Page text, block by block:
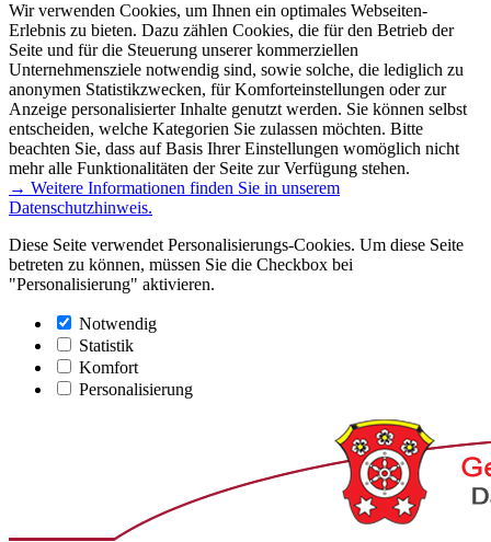
Wir verwenden Cookies, um Ihnen ein optimales Webseiten-
Erlebnis zu bieten. Dazu zählen Cookies, die für den Betrieb der
Seite und für die Steuerung unserer kommerziellen
Unternehmensziele notwendig sind, sowie solche, die lediglich zu
anonymen Statistikzwecken, für Komforteinstellungen oder zur
Anzeige personalisierter Inhalte genutzt werden. Sie können selbst
entscheiden, welche Kategorien Sie zulassen möchten. Bitte
beachten Sie, dass auf Basis Ihrer Einstellungen womöglich nicht
mehr alle Funktionalitäten der Seite zur Verfügung stehen.
→ Weitere Informationen finden Sie in unserem
Datenschutzhinweis.
Diese Seite verwendet Personalisierungs-Cookies. Um diese Seite
betreten zu können, müssen Sie die Checkbox bei
"Personalisierung" aktivieren.
Notwendig
Statistik
Komfort
Personalisierung